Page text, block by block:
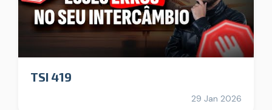
TSI 419
29 Jan 2026